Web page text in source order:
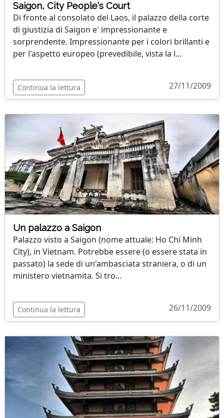
Saigon, City People's Court
Di fronte al consolato del Laos, il palazzo della corte
di giustizia di Saigon e' impressionante e
sorprendente. Impressionante per i colori brillanti e
per l'aspetto europeo (prevedibile, vista la l...
Continua la lettura 27/11/2009
Un palazzo a Saigon
Palazzo visto a Saigon (nome attuale: Ho Chi Minh
City), in Vietnam. Potrebbe essere (o essere stata in
passato) la sede di un'ambasciata straniera, o di un
ministero vietnamita. Si tro...
Continua la lettura 26/11/2009